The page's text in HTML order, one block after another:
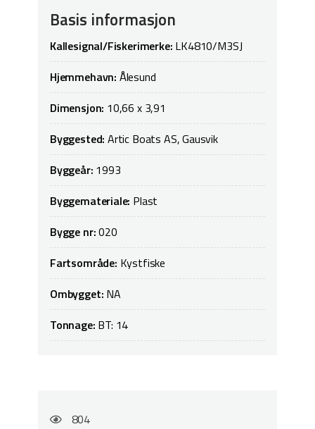
Basis informasjon
Kallesignal/Fiskerimerke: LK4810/M3SJ
Hjemmehavn: Ålesund
Dimensjon: 10,66 x 3,91
Byggested:Artic Boats AS, Gausvik
Byggeår: 1993
Byggemateriale: Plast
Bygge nr:020
Fartsområde: Kystfiske
Ombygget: NA
Tonnage: BT: 14
804